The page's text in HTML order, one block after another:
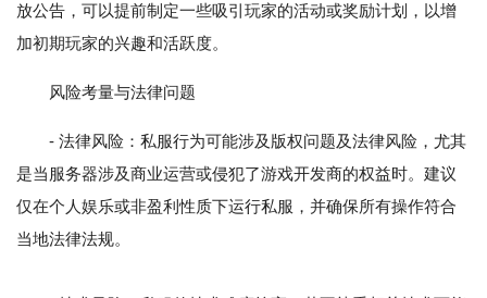
放公告，可以提前制定一些吸引玩家的活动或奖励计划，以增
加初期玩家的兴趣和活跃度。
风险考量与法律问题
- 法律风险：私服行为可能涉及版权问题及法律风险，尤其
是当服务器涉及商业运营或侵犯了游戏开发商的权益时。建议
仅在个人娱乐或非盈利性质下运行私服，并确保所有操作符合
当地法律法规。